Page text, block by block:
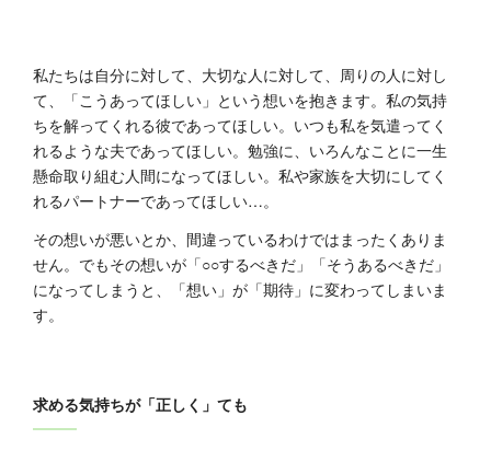
私たちは自分に対して、大切な人に対して、周りの人に対し
て、「こうあってほしい」という想いを抱きます。私の気持
ちを解ってくれる彼であってほしい。いつも私を気遣ってく
れるような夫であってほしい。勉強に、いろんなことに一生
懸命取り組む人間になってほしい。私や家族を大切にしてく
れるパートナーであってほしい…。
その想いが悪いとか、間違っているわけではまったくありま
せん。でもその想いが「○○するべきだ」「そうあるべきだ」
になってしまうと、「想い」が「期待」に変わってしまいま
す。
求める気持ちが「正しく」ても